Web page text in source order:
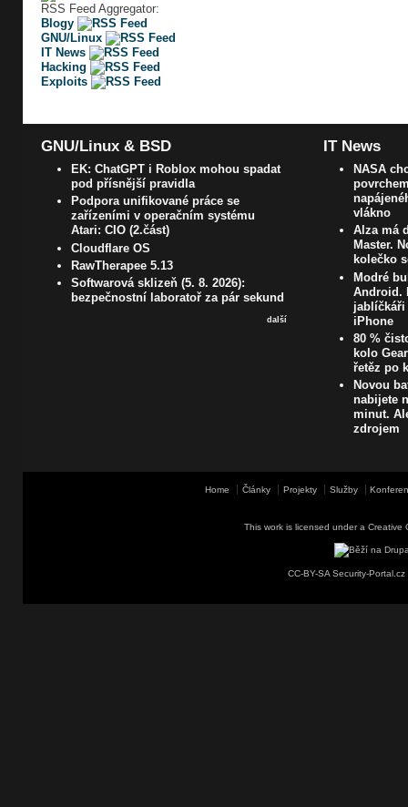
RSS Feed Aggregator:
Blogy
GNU/Linux
IT News
Hacking
Exploits
GNU/Linux & BSD
EK: ChatGPT i Roblox mohou spadat
pod přísnější pravidla
Podpora unifikované práce se
zařízeními v operačním systému
Atari: CIO (2.část)
Cloudflare OS
RawTherapee 5.13
Softwarová sklizeň (5. 8. 2026):
bezpečnostní laboratoř za pár sekund
další
IT News
NASA
vlákno
Alza má
Master.
kolečko
Modré
Android.
jablíčkáři
iPhone
80 %
kolo
řetěz po
Novou
nabijete
minut.
zdrojem
Home Články Projekty Služby
This work is licensed under a Creative
CC-BY-SA Security-